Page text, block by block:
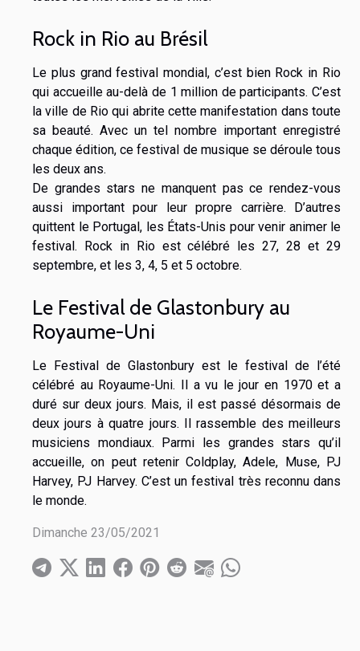
Rock in Rio au Brésil
Le plus grand festival mondial, c’est bien Rock in Rio
qui accueille au-delà de 1 million de participants. C’est
la ville de Rio qui abrite cette manifestation dans toute
sa beauté. Avec un tel nombre important enregistré
chaque édition, ce festival de musique se déroule tous
les deux ans.
De grandes stars ne manquent pas ce rendez-vous
aussi important pour leur propre carrière. D’autres
quittent le Portugal, les États-Unis pour venir animer le
festival. Rock in Rio est célébré les 27, 28 et 29
septembre, et les 3, 4, 5 et 5 octobre.
Le Festival de Glastonbury au
Royaume-Uni
Le Festival de Glastonbury est le festival de l’été
célébré au Royaume-Uni. Il a vu le jour en 1970 et a
duré sur deux jours. Mais, il est passé désormais de
deux jours à quatre jours. Il rassemble des meilleurs
musiciens mondiaux. Parmi les grandes stars qu’il
accueille, on peut retenir Coldplay, Adele, Muse, PJ
Harvey, PJ Harvey. C’est un festival très reconnu dans
le monde.
Dimanche 23/05/2021